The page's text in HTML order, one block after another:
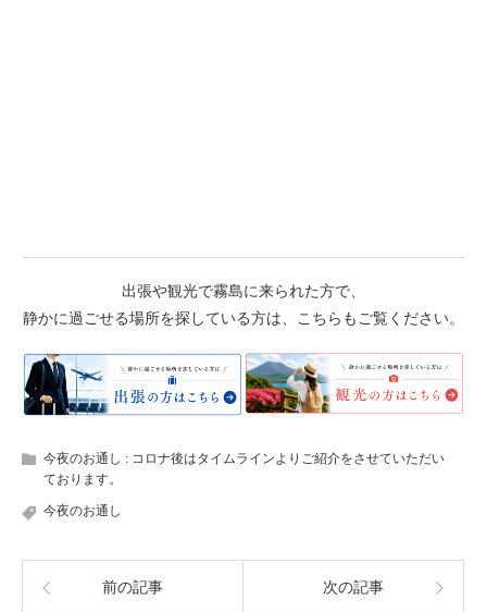
出張や観光で霧島に来られた方で、
静かに過ごせる場所を探している方は、こちらもご覧ください。
今夜のお通し : コロナ後はタイムラインよりご紹介をさせていただい
ております。
今夜のお通し
前の記事 次の記事